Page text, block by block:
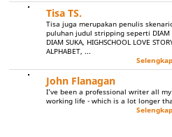
Tisa TS.
Tisa juga merupakan penulis
puluhan judul stripping seperti DIAM
DIAM SUKA, HIGHSCHOOL LOVE
ALPHABET, ...
John Flanagan
I've been a professional writer all my
working life - which is a lot longer